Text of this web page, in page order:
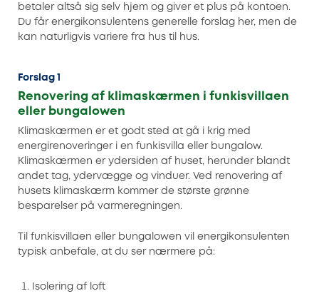
betaler altså sig selv hjem og giver et plus på kontoen.
Du får energikonsulentens generelle forslag her, men de
kan naturligvis variere fra hus til hus.
Forslag 1
Renovering af klimaskærmen i funkisvillaen
eller bungalowen
Klimaskærmen er et godt sted at gå i krig med
energirenoveringer i en funkisvilla eller bungalow.
Klimaskærmen er ydersiden af huset, herunder blandt
andet tag, ydervægge og vinduer. Ved renovering af
husets klimaskærm kommer de største grønne
besparelser på varmeregningen.
Til funkisvillaen eller bungalowen vil energikonsulenten
typisk anbefale, at du ser nærmere på:
Isolering af loft